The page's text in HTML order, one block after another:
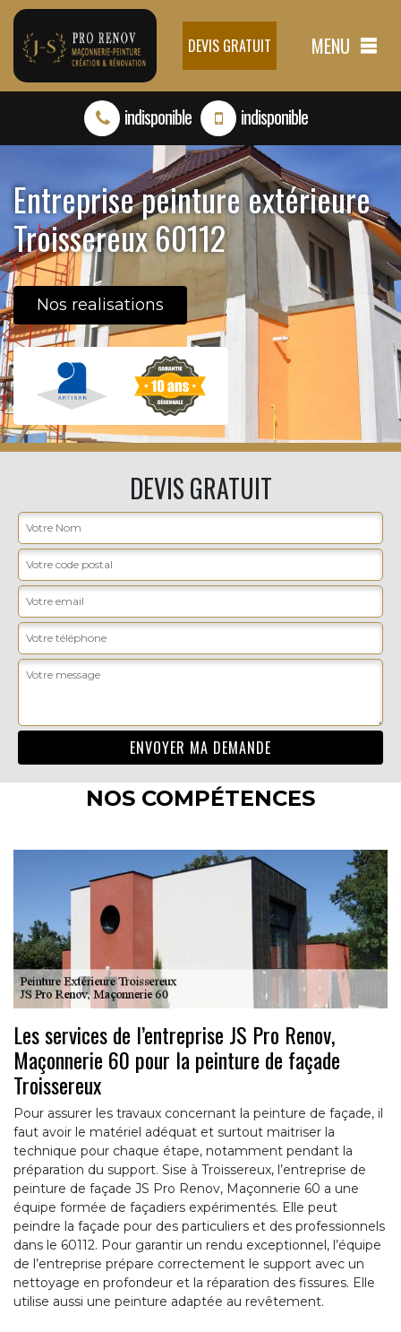
DEVIS GRATUIT MENU
indisponible indisponible
Entreprise peinture extérieure
Troissereux 60112
Nos realisations
DEVIS GRATUIT
NOS COMPÉTENCES
Les services de l’entreprise JS Pro Renov,
Maçonnerie 60 pour la peinture de façade
Troissereux
Pour assurer les travaux concernant la peinture de façade, il
faut avoir le matériel adéquat et surtout maitriser la
technique pour chaque étape, notamment pendant la
préparation du support. Sise à Troissereux, l’entreprise de
peinture de façade JS Pro Renov, Maçonnerie 60 a une
équipe formée de façadiers expérimentés. Elle peut
peindre la façade pour des particuliers et des professionnels
dans le 60112. Pour garantir un rendu exceptionnel, l’équipe
de l’entreprise prépare correctement le support avec un
nettoyage en profondeur et la réparation des fissures. Elle
utilise aussi une peinture adaptée au revêtement.